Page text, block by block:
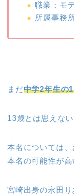
職業：モ
所属事務
まだ中学2年生の
13歳とは思えな
本名については
本名の可能性が高
宮崎出身の永田